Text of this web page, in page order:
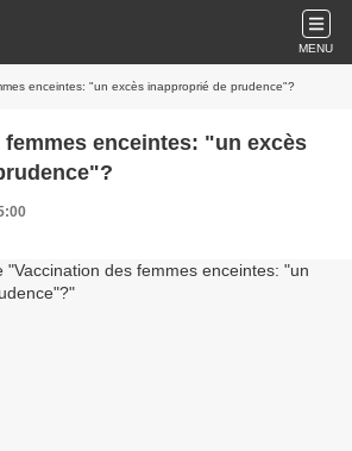
MENU
enceintes: "un excès inapproprié de prudence"?
enceintes: "un excès